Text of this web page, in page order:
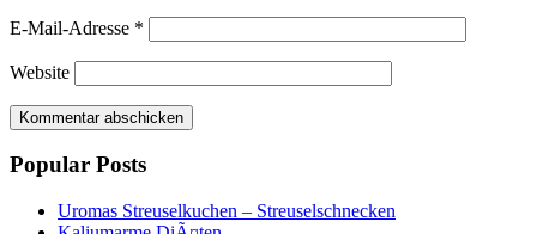
E-Mail-Adresse *
Website
Popular Posts
Uromas Streuselkuchen – Streuselschnecken